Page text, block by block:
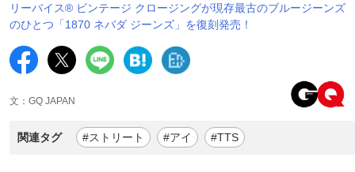
リーバイス® ビンテージ クロージングが現存最古のブルージーンズ
のひとつ「1870 ネバダ ジーンズ」を復刻発売！
文：GQ JAPAN
関連タグ #ストリート #アイ #TTS